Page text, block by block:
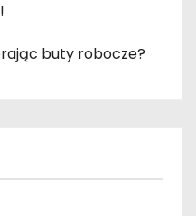
buty robocze?